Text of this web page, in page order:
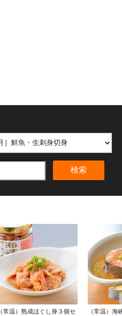
検索
（常温）熟成ほぐし身３個セ
（常温）海